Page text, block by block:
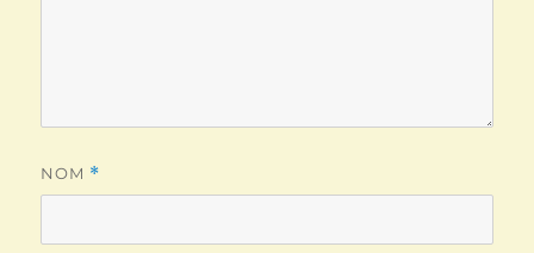
NOM *